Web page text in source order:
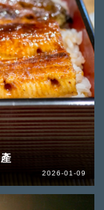
2026-01-09